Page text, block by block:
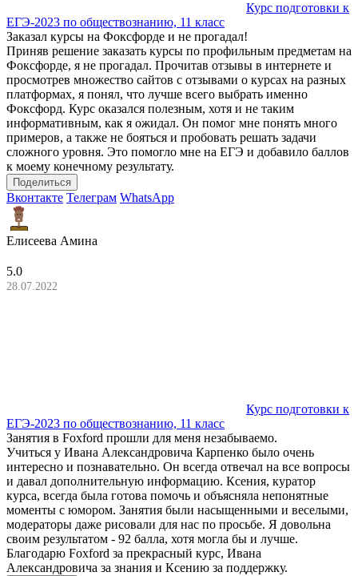
Курс подготовки к
ЕГЭ-2023 по обществознанию, 11 класс
Заказал курсы на Фоксфорде и не прогадал!
Приняв решение заказать курсы по профильным предметам на
Фоксфорде, я не прогадал. Прочитав отзывы в интернете и
просмотрев множество сайтов с отзывами о курсах на разных
платформах, я понял, что лучше всего выбрать именно
Фоксфорд. Курс оказался полезным, хотя и не таким
информативным, как я ожидал. Он помог мне понять много
примеров, а также не бояться и пробовать решать задачи
сложного уровня. Это помогло мне на ЕГЭ и добавило баллов
к моему конечному результату.
Поделиться
Вконтакте Телеграм WhatsApp
Елисеева Амина
5.0
28.07.2022
Курс подготовки к
ЕГЭ-2023 по обществознанию, 11 класс
Занятия в Foxford прошли для меня незабываемо.
Учиться у Ивана Александровича Карпенко было очень
интересно и познавательно. Он всегда отвечал на все вопросы
и давал дополнительную информацию. Ксения, куратор
курса, всегда была готова помочь и объясняла непонятные
моменты с юмором. Занятия были насыщенными и веселыми,
модераторы даже рисовали для нас по просьбе. Я довольна
своим результатом - 92 балла, хотя могла бы и лучше.
Благодарю Foxford за прекрасный курс, Ивана
Александровича за знания и Ксению за поддержку.